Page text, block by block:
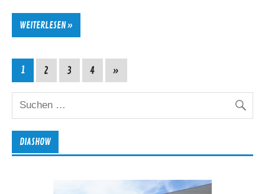
WEITERLESEN »
1 2 3 4 »
DIASHOW